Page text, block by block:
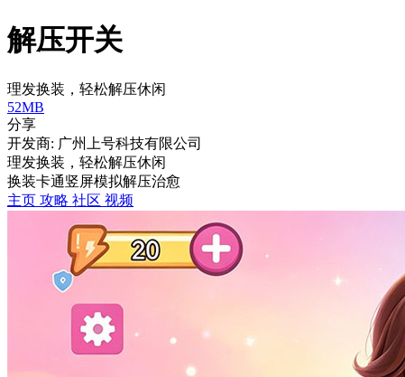
解压开关
理发换装，轻松解压休闲
52MB
分享
开发商: 广州上号科技有限公司
理发换装，轻松解压休闲
换装卡通竖屏模拟解压治愈
主页 攻略 社区 视频